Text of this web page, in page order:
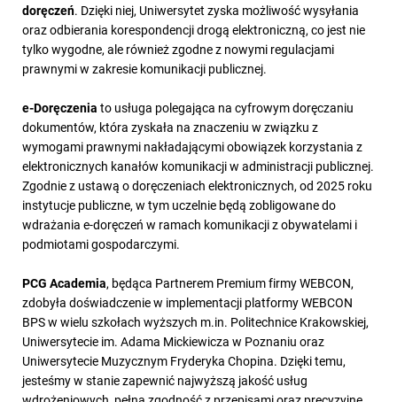
doręczeń. Dzięki niej, Uniwersytet zyska możliwość wysyłania
oraz odbierania korespondencji drogą elektroniczną, co jest nie
tylko wygodne, ale również zgodne z nowymi regulacjami
prawnymi w zakresie komunikacji publicznej.
e-Doręczenia to usługa polegająca na cyfrowym doręczaniu
dokumentów, która zyskała na znaczeniu w związku z
wymogami prawnymi nakładającymi obowiązek korzystania z
elektronicznych kanałów komunikacji w administracji publicznej.
Zgodnie z ustawą o doręczeniach elektronicznych, od 2025 roku
instytucje publiczne, w tym uczelnie będą zobligowane do
wdrażania e-doręczeń w ramach komunikacji z obywatelami i
podmiotami gospodarczymi.
PCG Academia, będąca Partnerem Premium firmy WEBCON,
zdobyła doświadczenie w implementacji platformy WEBCON
BPS w wielu szkołach wyższych m.in. Politechnice Krakowskiej,
Uniwersytecie im. Adama Mickiewicza w Poznaniu oraz
Uniwersytecie Muzycznym Fryderyka Chopina. Dzięki temu,
jesteśmy w stanie zapewnić najwyższą jakość usług